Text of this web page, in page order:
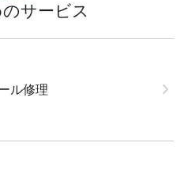
サービス
ル修理